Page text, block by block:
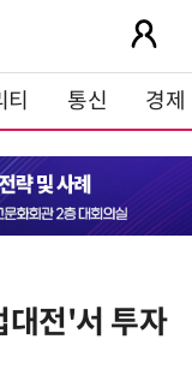
통신 경제
대전'서 투자